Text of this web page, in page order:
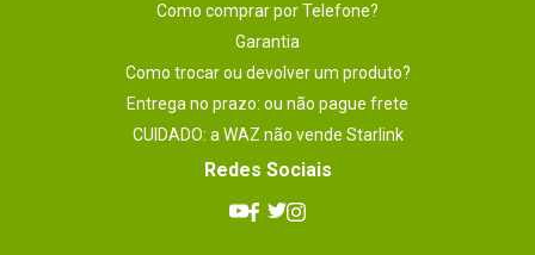
Como comprar por Telefone?
Garantia
Como trocar ou devolver um produto?
Entrega no prazo: ou não pague frete
CUIDADO: a WAZ não vende Starlink
Redes Sociais